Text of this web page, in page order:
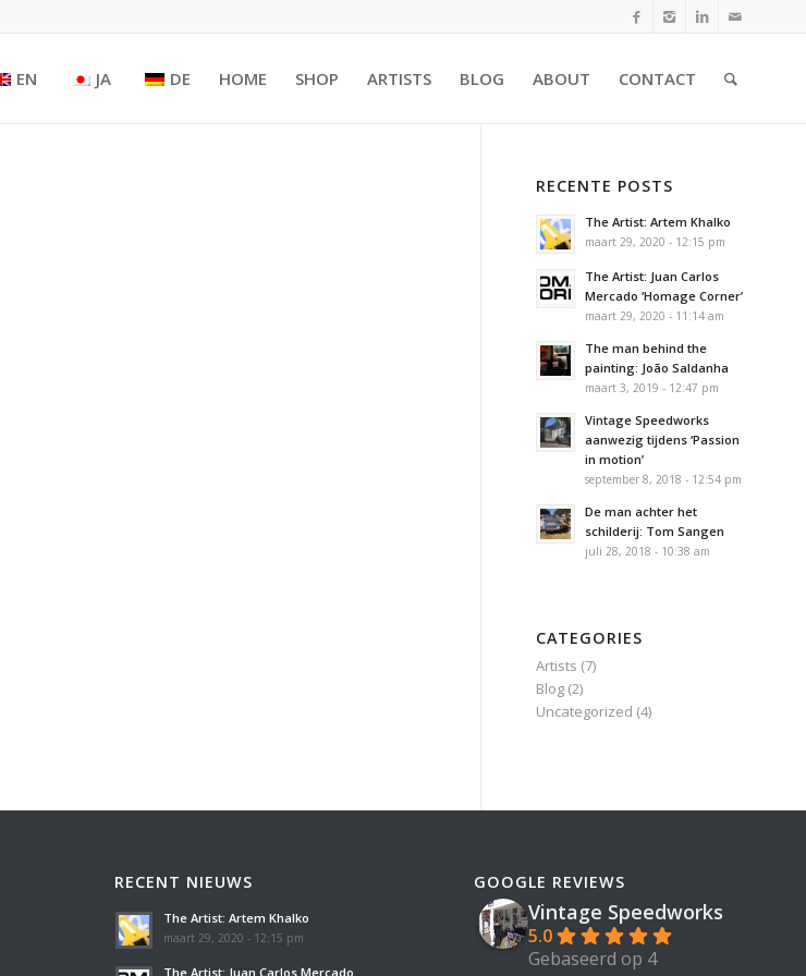
EN JA DE HOME SHOP ARTISTS BLOG ABOUT CONTACT
RECENTE POSTS
The Artist: Artem Khalko
maart 29, 2020 - 12:15 pm
The Artist: Juan Carlos
Mercado ‘Homage Corner’
maart 29, 2020 - 11:14 am
The man behind the
painting: João Saldanha
maart 3, 2019 - 12:47 pm
Vintage Speedworks
aanwezig tijdens ‘Passion
in motion’
september 8, 2018 - 12:54 pm
De man achter het
schilderij: Tom Sangen
juli 28, 2018 - 10:38 am
CATEGORIES
Artists (7)
Blog (2)
Uncategorized (4)
RECENT NIEUWS
The Artist: Artem Khalko
maart 29, 2020 - 12:15 pm
The Artist: Juan Carlos Mercado
GOOGLE REVIEWS
Vintage Speedworks
5.0
Gebaseerd op 4